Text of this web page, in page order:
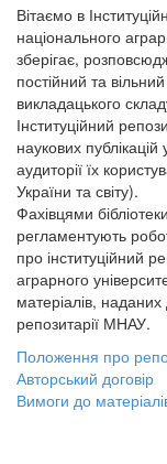
Вітаємо в
національного
зберігає,
постійний та
викладацького
Інституційний
наукових
аудиторії їх
України та світу).
Фахівцями
регламентують
про інституційний
аграрного
матеріалів,
репозитарії МНАУ.
Положення про
Авторський договір
Вимоги до